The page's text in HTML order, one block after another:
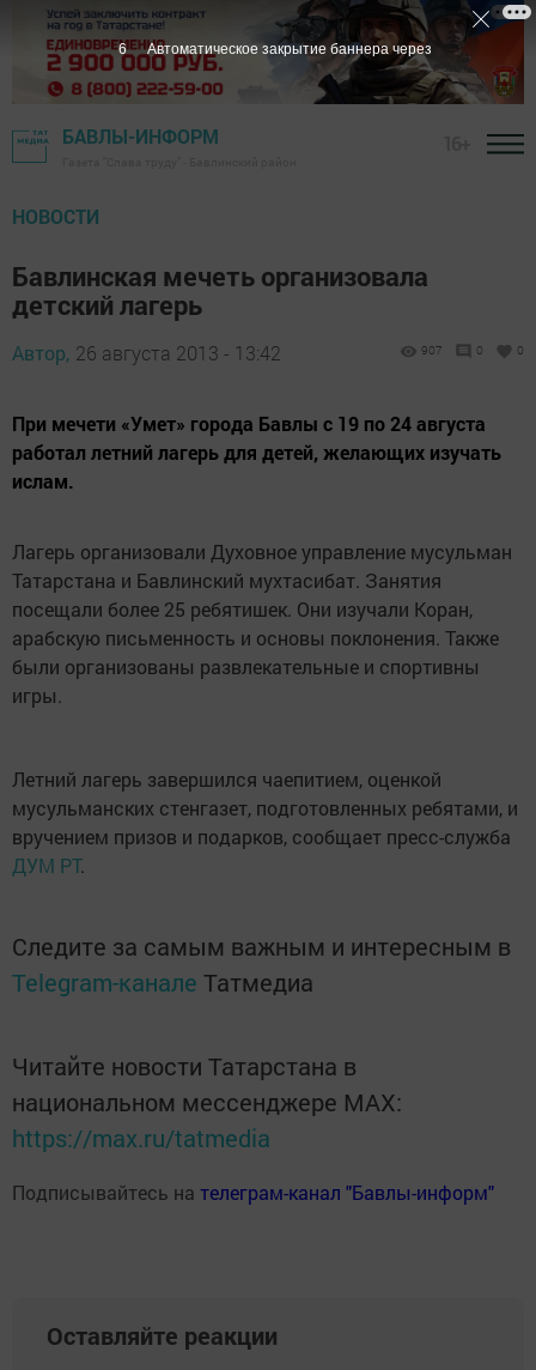
БАВЛЫ-ИНФОРМ
НОВОСТИ
Бавлинская мечеть организовала
детский лагерь
Автор, 26 августа 2013 - 13:42 907 0 0
При мечети «Умет» города Бавлы с 19 по 24 августа
работал летний лагерь для детей, желающих изучать
ислам.
Лагерь организовали Духовное управление мусульман
Татарстана и Бавлинский мухтасибат. Занятия
посещали более 25 ребятишек. Они изучали Коран,
арабскую письменность и основы поклонения. Также
были организованы развлекательные и спортивны
игры.
Летний лагерь завершился чаепитием, оценкой
мусульманских стенгазет, подготовленных ребятами, и
вручением призов и подарков, сообщает пресс-служба
ДУМ РТ.
Следите за самым важным и интересным в
Telegram-канале Татмедиа
Читайте новости Татарстана в
национальном мессенджере MАХ:
https://max.ru/tatmedia
Подписывайтесь на телеграм-канал "Бавлы-информ"
Оставляйте реакции
5 Автоматическое закрытие баннера через